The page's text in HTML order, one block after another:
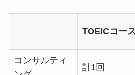
TOEICコース
コンサルティ
計1回